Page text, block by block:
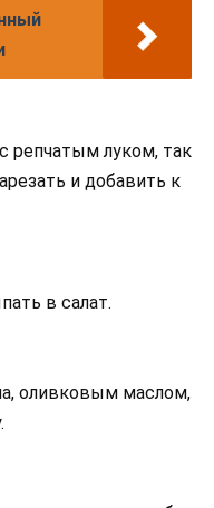
репчатым луком, так
и добавить к
в салат.
оливковым маслом,